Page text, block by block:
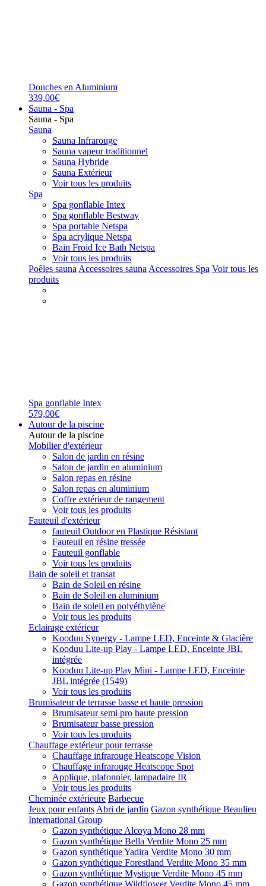
Douches en Aluminium
339,00€
Sauna - Spa
Sauna - Spa
Sauna
Sauna Infrarouge
Sauna vapeur traditionnel
Sauna Hybride
Sauna Extérieur
Voir tous les produits
Spa
Spa gonflable Intex
Spa gonflable Bestway
Spa portable Netspa
Spa acrylique Netspa
Bain Froid Ice Bath Netspa
Voir tous les produits
Poêles sauna Accessoires sauna Accessoires Spa Voir tous les
produits
Spa gonflable Intex
579,00€
Autour de la piscine
Autour de la piscine
Mobilier d'extérieur
Salon de jardin en résine
Salon de jardin en aluminium
Salon repas en résine
Salon repas en aluminium
Coffre extérieur de rangement
Voir tous les produits
Fauteuil d'extérieur
fauteuil Outdoor en Plastique Résistant
Fauteuil en résine tressée
Fauteuil gonflable
Voir tous les produits
Bain de soleil et transat
Bain de Soleil en résine
Bain de Soleil en aluminium
Bain de soleil en polyéthylène
Voir tous les produits
Eclairage extérieur
Kooduu Synergy - Lampe LED, Enceinte & Glacière
Kooduu Lite-up Play - Lampe LED, Enceinte JBL
intégrée
Kooduu Lite-up Play Mini - Lampe LED, Enceinte
JBL intégrée (1549)
Voir tous les produits
Brumisateur de terrasse basse et haute pression
Brumisateur semi pro haute pression
Brumisateur basse pression
Voir tous les produits
Chauffage extérieur pour terrasse
Chauffage infrarouge Heatscope Vision
Chauffage infrarouge Heatscope Spot
Applique, plafonnier, lampadaire IR
Voir tous les produits
Cheminée extérieure Barbecue
Jeux pour enfants Abri de jardin Gazon synthétique Beaulieu
International Group
Gazon synthétique Alcoya Mono 28 mm
Gazon synthétique Bella Verdite Mono 25 mm
Gazon synthétique Yadira Verdite Mono 30 mm
Gazon synthétique Forestland Verdite Mono 35 mm
Gazon synthétique Mystique Verdite Mono 45 mm
Gazon synthétique Wildflower Verdite Mono 45 mm